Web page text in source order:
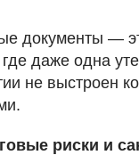
документы —
даже одна
не выстроен
риски и